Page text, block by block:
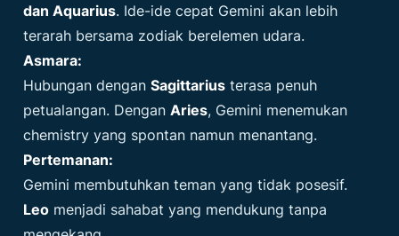
dan Aquarius. Ide-ide cepat Gemini akan lebih
terarah bersama zodiak berelemen udara.
Asmara:
Hubungan denganSagittarius terasa penuh
petualangan. DenganAries, Gemini menemukan
chemistry yang spontan namun menantang.
Pertemanan:
Gemini membutuhkan teman yang tidak posesif.
Leo menjadi sahabat yang mendukung tanpa